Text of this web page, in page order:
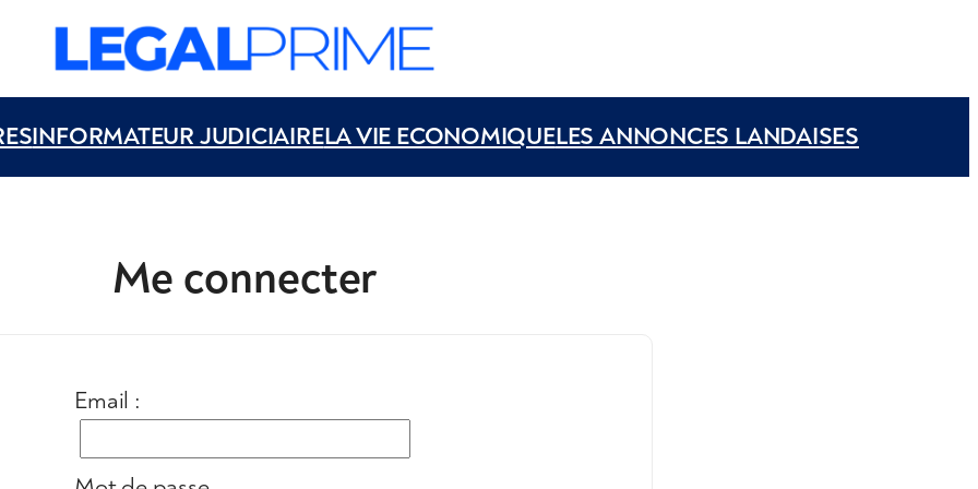
INFORMATEUR JUDICIAIRELA VIE ECONOMIQUELES ANNONCES LANDAISES
Me connecter
Email :